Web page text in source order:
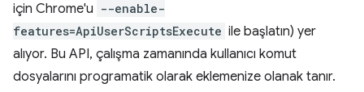
için Chrome'u --enable-
features=ApiUserScriptsExecute ile başlatın) yer
alıyor. Bu API, çalışma zamanında kullanıcı komut
dosyalarını programatik olarak eklemenize olanak tanır.